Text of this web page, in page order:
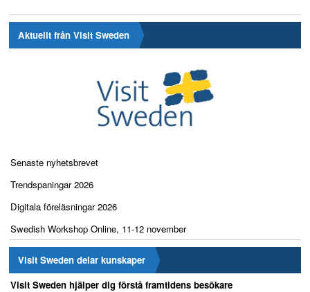
Aktuellt från Visit Sweden
Senaste nyhetsbrevet
Trendspaningar 2026
Digitala föreläsningar 2026
Swedish Workshop Online, 11-12 november
Visit Sweden delar kunskaper
Visit Sweden hjälper dig förstå framtidens besökare